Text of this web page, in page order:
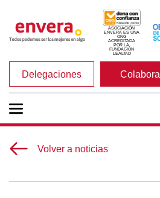
ASOCIACIÓN
ENVERA ES UNA
ONG
ACREDITADA
POR LA
FUNDACIÓN
LEALTAD
Delegaciones Colabora
Volver a noticias